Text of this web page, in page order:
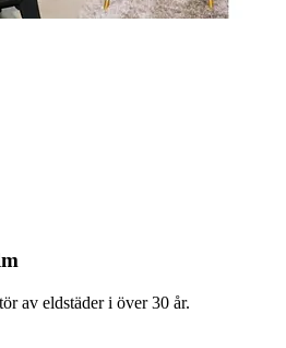
av eldstäder i över 30 år.